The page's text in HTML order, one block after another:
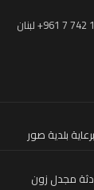
مجدل زون